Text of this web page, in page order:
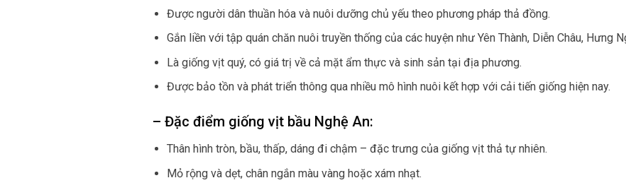
Được người dân thuần hóa và nuôi dưỡng chủ yếu theo phương pháp thả đồng.
Gắn liền với tập quán chăn nuôi truyền thống của các huyện như Yên Thành, Diễn Châu, Hưng
Là giống vịt quý, có giá trị về cả mặt ẩm thực và sinh sản tại địa phương.
Được bảo tồn và phát triển thông qua nhiều mô hình nuôi kết hợp với cải tiến giống hiện nay.
– Đặc điểm giống vịt bầu Nghệ An:
Thân hình tròn, bầu, thấp, dáng đi chậm – đặc trưng của giống vịt thả tự nhiên.
Mỏ rộng và dẹt, chân ngắn màu vàng hoặc xám nhạt.